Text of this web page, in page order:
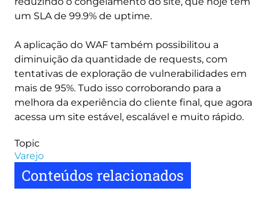
um SLA de 99.9% de uptime.
A aplicação do WAF também possibilitou a
diminuição da quantidade de requests, com
tentativas de exploração de vulnerabilidades em
mais de 95%. Tudo isso corroborando para a
melhora da experiência do cliente final, que agora
acessa um site estável, escalável e muito rápido.
Topic
Varejo
Conteúdos relacionados